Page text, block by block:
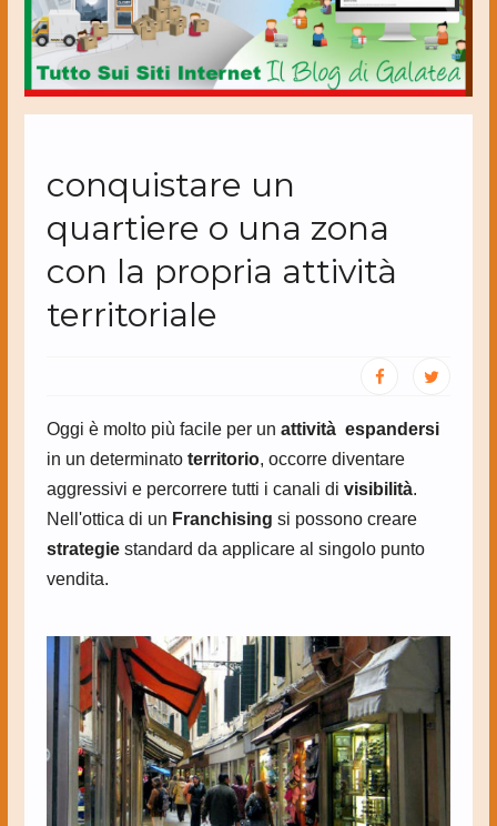
conquistare un
quartiere o una zona
con la propria attività
territoriale
Oggi è molto più facile per un attività espandersi
in un determinato territorio, occorre diventare
aggressivi e percorrere tutti i canali di visibilità.
Nell'ottica di un Franchising si possono creare
strategiestandard da applicare al singolo punto
vendita.